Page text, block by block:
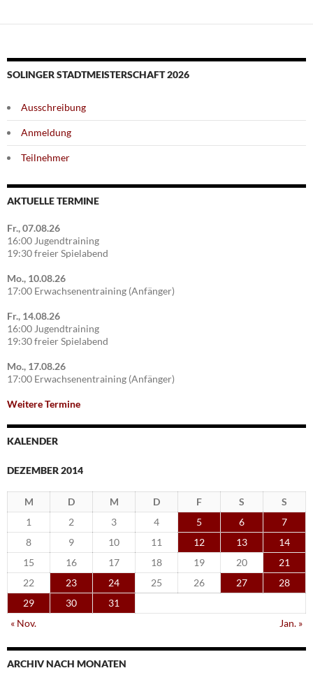
SOLINGER STADTMEISTERSCHAFT 2026
Ausschreibung
Anmeldung
Teilnehmer
AKTUELLE TERMINE
Fr., 07.08.26
16:00 Jugendtraining
19:30 freier Spielabend
Mo., 10.08.26
17:00 Erwachsenentraining (Anfänger)
Fr., 14.08.26
16:00 Jugendtraining
19:30 freier Spielabend
Mo., 17.08.26
17:00 Erwachsenentraining (Anfänger)
Weitere Termine
KALENDER
DEZEMBER 2014
M D M D F S
S
1
2 3 4 5 6
7
8
9 10 11 12 13
14
15
16 17 18 19 20
21
22
23 24 25 26 27
28
29
30
31
« Nov.
Jan. »
ARCHIV NACH MONATEN